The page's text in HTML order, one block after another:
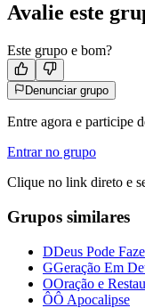
Avalie este
Este grupo e bom?
Denunciar grupo
Entre agora e participe
Entrar no grupo
Clique no link direto e
Grupos similares
DDeus Pode
GGeração Em
OOração e
ÔÔ Apocalipse